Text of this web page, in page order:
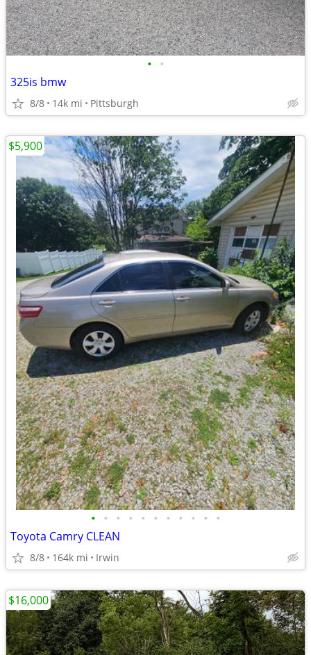
• •
325is bmw
8/8 14k mi Pittsburgh
• • • • • • • • • • •
Toyota Camry CLEAN
8/8 164k mi Irwin
$5,900
$16,000